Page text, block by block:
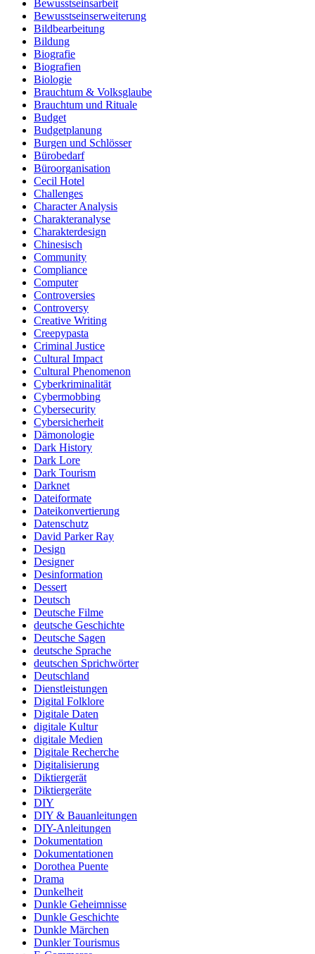
Bewusstseinsarbeit
Bewusstseinserweiterung
Bildbearbeitung
Bildung
Biografie
Biografien
Biologie
Brauchtum & Volksglaube
Brauchtum und Rituale
Budget
Budgetplanung
Burgen und Schlösser
Bürobedarf
Büroorganisation
Cecil Hotel
Challenges
Character Analysis
Charakteranalyse
Charakterdesign
Chinesisch
Community
Compliance
Computer
Controversies
Controversy
Creative Writing
Creepypasta
Criminal Justice
Cultural Impact
Cultural Phenomenon
Cyberkriminalität
Cybermobbing
Cybersecurity
Cybersicherheit
Dämonologie
Dark History
Dark Lore
Dark Tourism
Darknet
Dateiformate
Dateikonvertierung
Datenschutz
David Parker Ray
Design
Designer
Desinformation
Dessert
Deutsch
Deutsche Filme
deutsche Geschichte
Deutsche Sagen
deutsche Sprache
deutschen Sprichwörter
Deutschland
Dienstleistungen
Digital Folklore
Digitale Daten
digitale Kultur
digitale Medien
Digitale Recherche
Digitalisierung
Diktiergerät
Diktiergeräte
DIY
DIY & Bauanleitungen
DIY-Anleitungen
Dokumentation
Dokumentationen
Dorothea Puente
Drama
Dunkelheit
Dunkle Geheimnisse
Dunkle Geschichte
Dunkle Märchen
Dunkler Tourismus